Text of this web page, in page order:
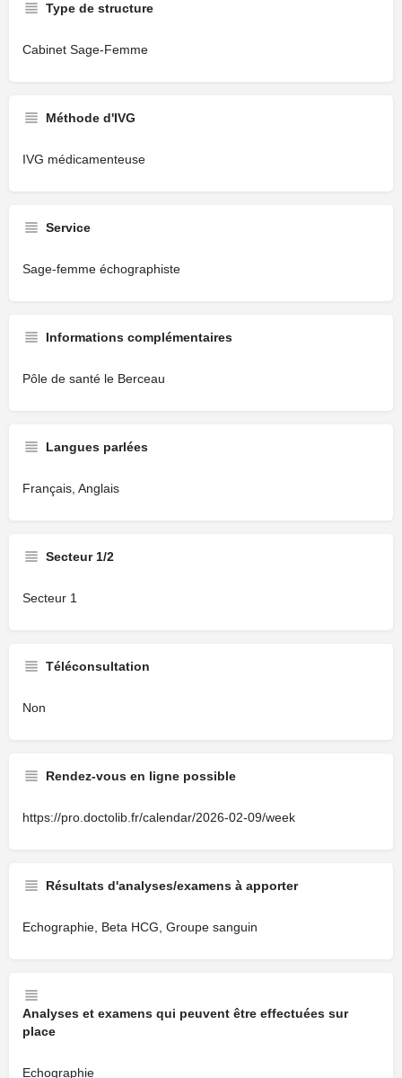
Type de structure
Cabinet Sage-Femme
Méthode d'IVG
IVG médicamenteuse
Service
Sage-femme échographiste
Informations complémentaires
Pôle de santé le Berceau
Langues parlées
Français, Anglais
Secteur 1/2
Secteur 1
Téléconsultation
Non
Rendez-vous en ligne possible
https://pro.doctolib.fr/calendar/2026-02-09/week
Résultats d'analyses/examens à apporter
Echographie, Beta HCG, Groupe sanguin
Analyses et examens qui peuvent être effectuées sur
place
Echographie